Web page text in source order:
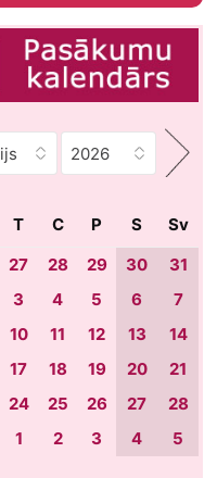
T C P S
Sv
27 28 29 30
31
3 4 5 6
7
10 11 12 13
14
17 18 19 20
21
24 25 26 27
28
1 2 3 4 5